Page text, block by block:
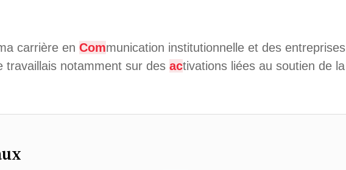
carrière en Communication institutionnelle et des
travaillais notamment sur des activations liées au soutien de